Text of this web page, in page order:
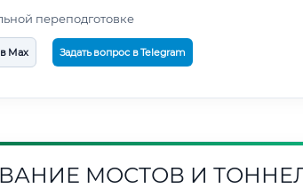
переподготовке
Max Задать вопрос в Telegram
МОСТОВ И